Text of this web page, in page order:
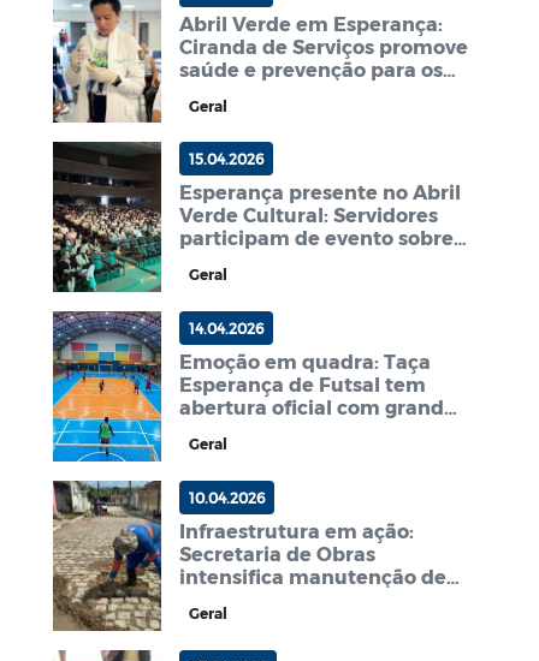
Abril Verde em Esperança:
Ciranda de Serviços promove
saúde e prevenção para os
Geral
15.04.2026
Esperança presente no Abril
Verde Cultural: Servidores
participam de evento sobre
trabalho em Campina
Grande
Geral
14.04.2026
Emoção em quadra: Taça
Esperança de Futsal tem
abertura oficial com grande
Geral
10.04.2026
Infraestrutura em ação:
Secretaria de Obras
intensifica manutenção de
Geral